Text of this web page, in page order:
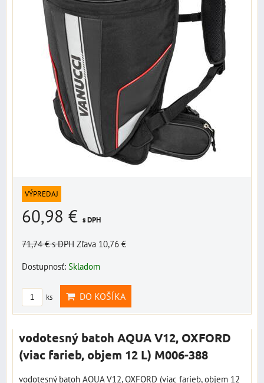
VÝPREDAJ
60,98 € s DPH
71,74 €s DPH Zľava 10,76 €
Dostupnosť: Skladom
ks DO KOŠÍKA
vodotesný batoh AQUA V12, OXFORD
(viac farieb, objem 12 L) M006-388
vodotesný batoh AQUA V12, OXFORD (viac farieb, objem 12